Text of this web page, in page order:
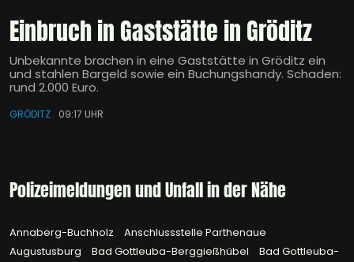
Einbruch in Gaststätte in Gröditz
Unbekannte brachen in eine Gaststätte in Gröditz ein
und stahlen Bargeld sowie ein Buchungshandy. Schaden:
rund 2.000 Euro.
GRÖDITZ 09:17 UHR
Polizeimeldungen und Unfall in der Nähe
Annaberg-Buchholz
Anschlussstelle Parthenaue
Augustusburg
Bad Gottleuba-Berggießhübel
Bad Gottleuba-